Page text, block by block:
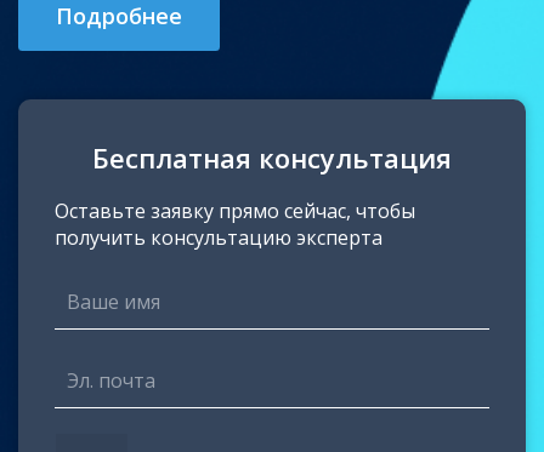
Подробнее
Бесплатная консультация
Оставьте заявку прямо сейчас, чтобы
получить консультацию эксперта